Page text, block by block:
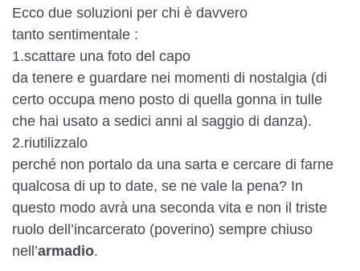
Ecco due soluzioni per chi è davvero
tanto sentimentale :
1.scattare una foto del capo
da tenere e guardare nei momenti di nostalgia (di
certo occupa meno posto di quella gonna in tulle
che hai usato a sedici anni al saggio di danza).
2.riutilizzalo
perché non portalo da una sarta e cercare di farne
qualcosa di up to date, se ne vale la pena? In
questo modo avrà una seconda vita e non il triste
ruolo dell’incarcerato (poverino) sempre chiuso
nell’armadio.